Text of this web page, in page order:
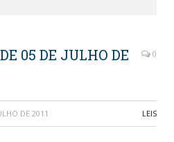
05 DE JULHO DE
0
DE 2011 LEIS